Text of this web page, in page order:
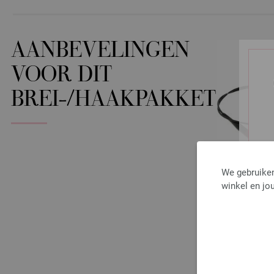
We
winkel en
AANBEVELINGEN
VOOR DIT
BREI-/HAAKPAKKET